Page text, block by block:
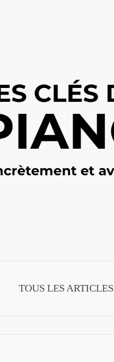
TOUS LES ARTICLES